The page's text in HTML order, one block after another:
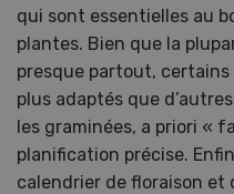
qui sont essentielles au
plantes. Bien que la
presque partout,
plus adaptés que
les graminées, a priori «
planification précise.
calendrier de floraison